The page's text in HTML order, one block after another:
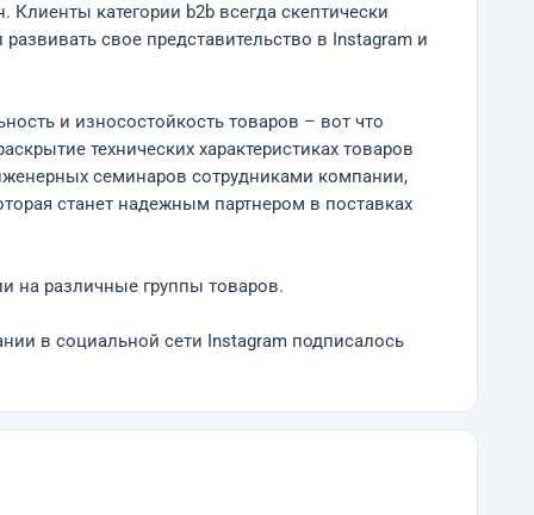
Клиенты категории b2b всегда скептически
свое представительство в Instagram и
и износостойкость товаров – вот что
технических характеристиках товаров
семинаров сотрудниками компании,
станет надежным партнером в поставках
на различные группы товаров.
в социальной сети Instagram подписалось